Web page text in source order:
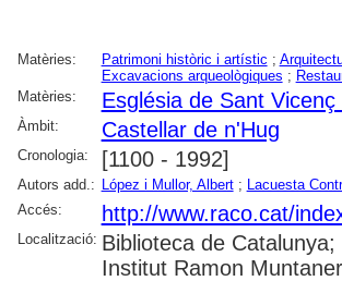
Matèries: Patrimoni històric i artístic ;
Excavacions arqueològiques ;
Matèries:
Església de Sant Vicenç
Àmbit: Castellar de n'Hug
Cronologia: [1100 - 1992]
Autors add.: López i Mullor, Albert; Lacuesta
Accés:
http://www.raco.cat/
Localització: Biblioteca de
Institut Ramon